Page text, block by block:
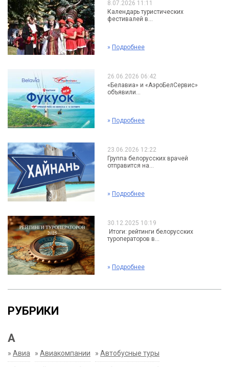
8.07.2026 11:11
Календарь туристических
фестивалей в...
» Подробнее
26.06.2026 06:42
«Белавиа» и «АэроБелСервис»
объявили...
» Подробнее
23.06.2026 12:22
Группа белорусских врачей
отправится на...
» Подробнее
30.12.2025 10:19
Итоги: рейтинги белорусских
туроператоров в...
» Подробнее
РУБРИКИ
А
» Авиа » Авиакомпании » Автобусные туры